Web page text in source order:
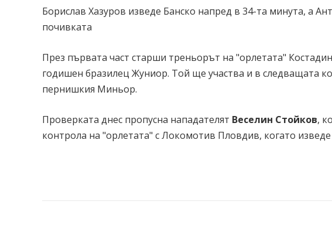
Борислав Хазуров изведе Банско напред в 34-та минута, а
почивката
През първата част старши треньорът на "орлетата"
годишен бразилец Жуниор. Той ще участва и в следващата
пернишкия Миньор.
Проверката днес пропусна нападателят Веселин Стойков,
контрола на "орлетата" с Локомотив Пловдив, когато